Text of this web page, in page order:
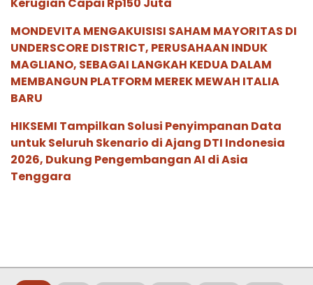
Kerugian Capai Rp150 Juta
MONDEVITA MENGAKUISISI SAHAM MAYORITAS DI
UNDERSCORE DISTRICT, PERUSAHAAN INDUK
MAGLIANO, SEBAGAI LANGKAH KEDUA DALAM
MEMBANGUN PLATFORM MEREK MEWAH ITALIA
BARU
HIKSEMI Tampilkan Solusi Penyimpanan Data
untuk Seluruh Skenario di Ajang DTI Indonesia
2026, Dukung Pengembangan AI di Asia
Tenggara